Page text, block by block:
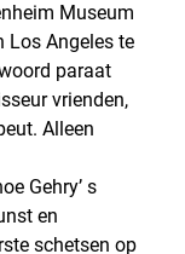
Museum
Los Angeles te
paraat
vrienden,
Alleen
Gehry’ s
en
schetsen op